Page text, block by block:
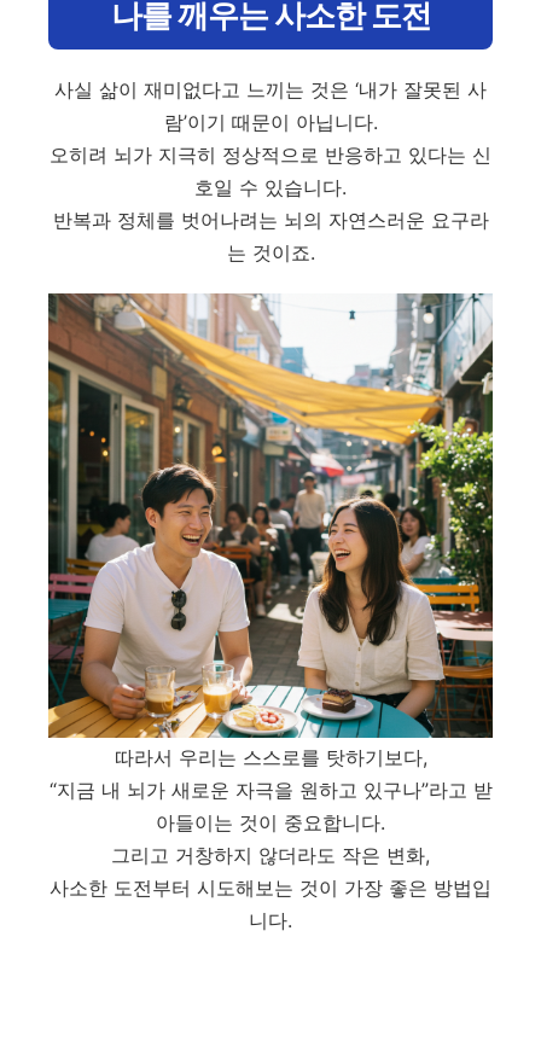
나를 깨우는 사소한 도전
사실 삶이 재미없다고 느끼는 것은 ‘내가 잘못된 사
람’이기 때문이 아닙니다.
오히려 뇌가 지극히 정상적으로 반응하고 있다는 신
호일 수 있습니다.
반복과 정체를 벗어나려는 뇌의 자연스러운 요구라
는 것이죠.
따라서 우리는 스스로를 탓하기보다,
“지금 내 뇌가 새로운 자극을 원하고 있구나”라고 받
아들이는 것이 중요합니다.
그리고 거창하지 않더라도 작은 변화,
사소한 도전부터 시도해보는 것이 가장 좋은 방법입
니다.